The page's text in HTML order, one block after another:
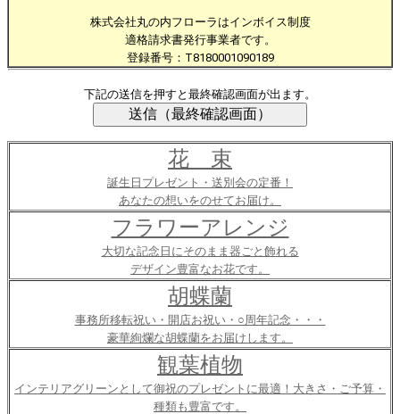
株式会社丸の内フローラはインボイス制度
適格請求書発行事業者です。
登録番号：T8180001090189
下記の送信を押すと最終確認画面が出ます。
花 束
誕生日プレゼント・送別会の定番！
あなたの想いをのせてお届け。
フラワーアレンジ
大切な記念日にそのまま器ごと飾れる
デザイン豊富なお花です。
胡蝶蘭
事務所移転祝い・開店お祝い・○周年記念・・・
豪華絢爛な胡蝶蘭をお届けします。
観葉植物
インテリアグリーンとして御祝のプレゼントに最適！大きさ・ご予算・
種類も豊富です。